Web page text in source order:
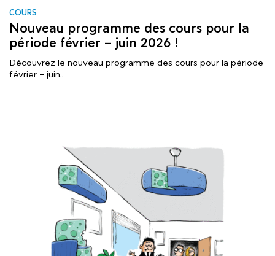
COURS
Nouveau programme des cours pour la
période février – juin 2026 !
Découvrez le nouveau programme des cours pour la période
février – juin..